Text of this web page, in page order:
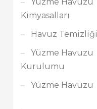
Kimyasalları
Havuz Temizliği
Yüzme Havuzu
Kurulumu
Yüzme Havuzu